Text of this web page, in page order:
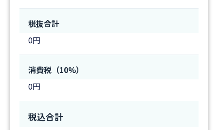
税抜合計
0円
消費税（10%）
0円
税込合計